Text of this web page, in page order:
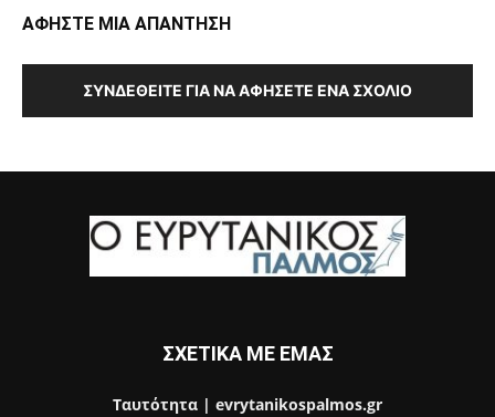
ΑΦΗΣΤΕ ΜΙΑ ΑΠΑΝΤΗΣΗ
ΣΥΝΔΕΘΕΊΤΕ ΓΙΑ ΝΑ ΑΦΉΣΕΤΕ ΈΝΑ ΣΧΌΛΙΟ
ΣΧΕΤΙΚΑ ΜΕ ΕΜΑΣ
Ταυτότητα | evrytanikospalmos.gr